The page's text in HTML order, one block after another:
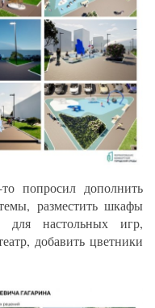
то попросил дополнить
разместить шкафы
настольных игр,
добавить цветники